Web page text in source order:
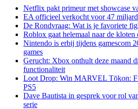
Netflix pakt primeur met showcase
EA officieel verkocht voor 47
De Rondvraag: Wat is je favoriete
Roblox gaat helemaal naar de
Nintendo is erbij tijdens gamescom
games
Gerucht: Xbox onthult deze maand
functionaliteit
Loot Drop: Win MARVEL Tōkon:
PS5
Dave Bautista in gesprek voor rol
serie